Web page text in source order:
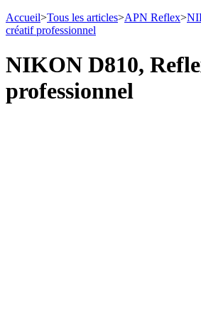
Accueil>Tous les articles>APN Reflex>
créatif professionnel
NIKON D810,
professionnel